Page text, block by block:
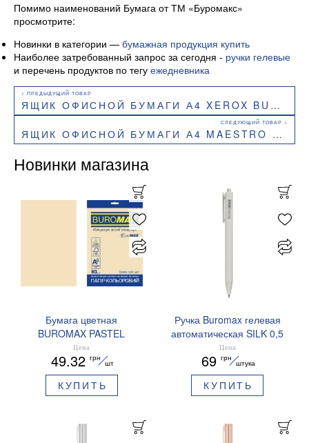
Помимо наименований Бумага от ТМ «Буромакс»
просмотрите:
Новинки в категории — бумажная продукция купить
Наиболее затребованный запрос за сегодня - ручки гелевые
и перечень продуктов по тегу ежедневника
ЯЩИК ОФИСНОЙ БУМАГИ А4 XEROX BUSINESS 80Г/М 500Л 5 ПАЧЕК A4.80.XEROX.BUSINESS.BOX
ЯЩИК ОФИСНОЙ БУМАГИ А4 MAESTRO EXTRA 80Г/М 500Л 5 ПАЧЕК A4.80.MAESTRO.EXTRA.BOX
Новинки магазина
Бумага цветная
BUROMAX PASTEL
EUROMAX 20 арк А4 80 г/
мс BM.2721220E-08
Цена
49.32 грн
шт
КУПИТЬ
Ручка Buromax гелевая
автоматическая SILK 0,5
мм синие чернила
BM.83100
Цена
69 грн
штука
КУПИТЬ